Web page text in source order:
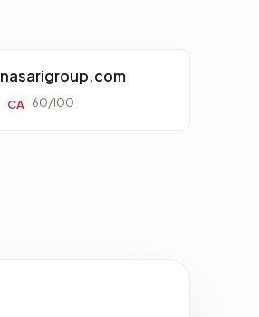
nasarigroup.com
CA 60/100